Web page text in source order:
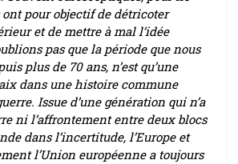
pour objectif de détricoter
et de mettre à mal l’idée
pas que la période que nous
plus de 70 ans, n’est qu’une
dans une histoire commune
Issue d’une génération qui n’a
ni l’affrontement entre deux blocs
dans l’incertitude, l’Europe et
l’Union européenne a toujours